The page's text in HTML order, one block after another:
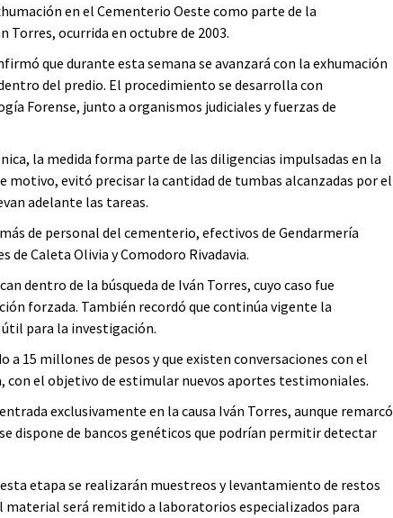
en el Cementerio Oeste como parte de la
Torres, ocurrida en octubre de 2003.
que durante esta semana se avanzará con la exhumación
del predio. El procedimiento se desarrolla con
Forense, junto a organismos judiciales y fuerzas de
la medida forma parte de las diligencias impulsadas en la
motivo, evitó precisar la cantidad de tumbas alcanzadas por el
adelante las tareas.
de personal del cementerio, efectivos de Gendarmería
de Caleta Olivia y Comodoro Rivadavia.
dentro de la búsqueda de Iván Torres, cuyo caso fue
forzada. También recordó que continúa vigente la
para la investigación.
15 millones de pesos y que existen conversaciones con el
con el objetivo de estimular nuevos aportes testimoniales.
exclusivamente en la causa Iván Torres, aunque remarcó
dispone de bancos genéticos que podrían permitir detectar
etapa se realizarán muestreos y levantamiento de restos
material será remitido a laboratorios especializados para